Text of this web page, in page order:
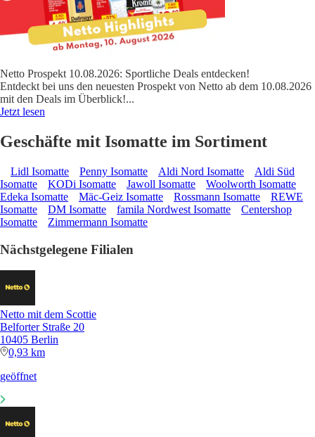
Netto Prospekt 10.08.2026: Sportliche Deals entdecken!
Entdeckt bei uns den neuesten Prospekt von Netto ab dem 10.08.2026
mit den Deals im Überblick!...
Jetzt lesen
Geschäfte mit Isomatte im Sortiment
Lidl Isomatte Penny Isomatte Aldi Nord Isomatte
Aldi Süd
Isomatte
KODi Isomatte Jawoll Isomatte
Woolworth Isomatte
Edeka Isomatte
Mäc-Geiz Isomatte Rossmann Isomatte
REWE
Isomatte
DM Isomatte famila Nordwest Isomatte
Centershop
Isomatte
Zimmermann Isomatte
Nächstgelegene Filialen
Netto mit dem Scottie
Belforter Straße 20
10405 Berlin
0,93 km
geöffnet